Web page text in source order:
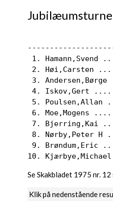
1.
2. Høi,Carsten
3.
4. Iskov,Gert
5.
6. Moe,Mogens
7. Bjerring,Kai
8. Nørby,Peter
9.
10.
Se Skakbladet 1975 nr. 12
Klik på nedenstående